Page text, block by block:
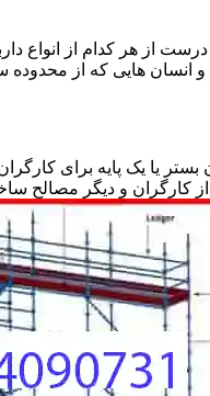
از هر کدام از انواع
انسان هایی که از
یا یک پایه برای
کارگران و دیگر مصالح